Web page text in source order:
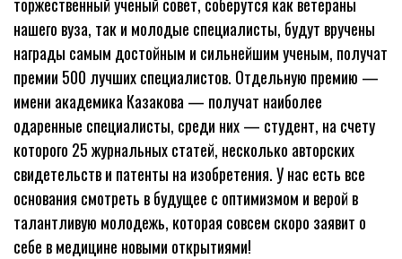
нашего вуза, так и молодые специалисты, будут вручены
награды самым достойным и сильнейшим ученым, получат
премии 500 лучших специалистов. Отдельную премию —
имени академика Казакова — получат наиболее
одаренные специалисты, среди них — студент, на счету
которого 25 журнальных статей, несколько авторских
свидетельств и патенты на изобретения. У нас есть все
основания смотреть в будущее с оптимизмом и верой в
талантливую молодежь, которая совсем скоро заявит о
себе в медицине новыми открытиями!